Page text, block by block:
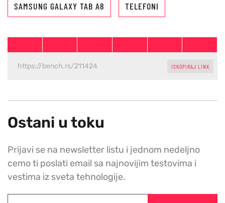
SAMSUNG GALAXY TAB A8 TELEFONI
ISKOPIRAJ LINK
Ostani u toku
Prijavi se na newsletter listu i jednom nedeljno
cemo ti poslati email sa najnovijim testovima i
vestima iz sveta tehnologije.